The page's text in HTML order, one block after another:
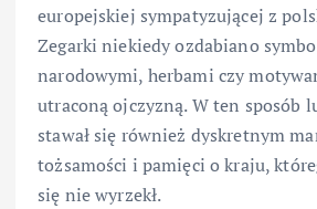
europejskiej sympatyzującej z
Zegarki niekiedy ozdabiano
narodowymi, herbami czy
utraconą ojczyzną. W ten sposób
stawał się również dyskretnym
tożsamości i pamięci o kraju,
się nie wyrzekł.